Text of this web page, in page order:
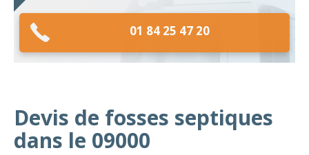
01 84 25 47 20
Devis de fosses septiques
dans le 09000